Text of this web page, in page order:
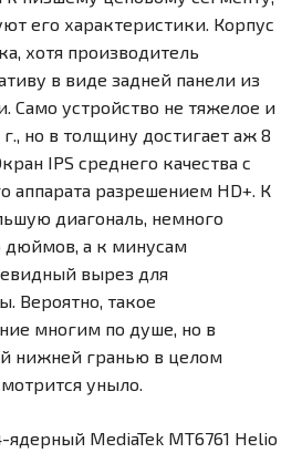
его характеристики. Корпус
хотя производитель
в виде задней панели из
Само устройство не тяжелое и
г., но в толщину достигает аж 8
IPS среднего качества с
аппарата разрешением HD+. К
диагональ, немного
дюймов, а к минусам
вырез для
Вероятно, такое
многим по душе, но в
нижней гранью в целом
уныло.
ядерный MediaTek MT6761 Helio